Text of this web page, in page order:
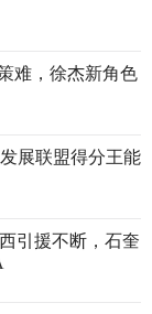
难，徐杰新角色
展联盟得分王能
引援不断，石奎